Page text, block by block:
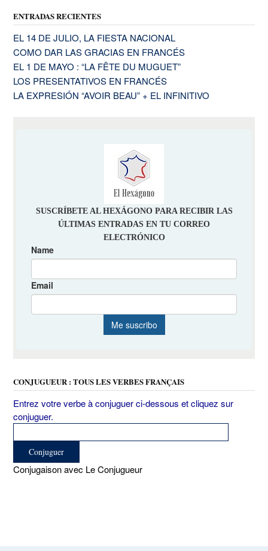
ENTRADAS RECIENTES
EL 14 DE JULIO, LA FIESTA NACIONAL
COMO DAR LAS GRACIAS EN FRANCÉS
EL 1 DE MAYO : “LA FÊTE DU MUGUET”
LOS PRESENTATIVOS EN FRANCÉS
LA EXPRESIÓN “AVOIR BEAU” + EL INFINITIVO
CONJUGUEUR : TOUS LES VERBES FRANÇAIS
Entrez votre verbe à conjuguer ci-dessous et cliquez sur
conjuguer.
Conjugaison avec Le Conjugueur